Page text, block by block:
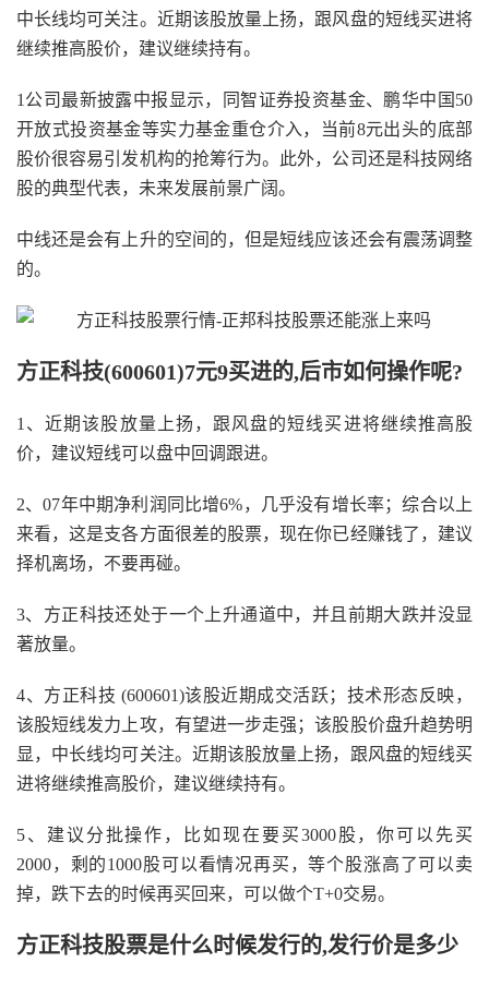
中长线均可关注。近期该股放量上扬，跟风盘的短线买进将
继续推高股价，建议继续持有。
1公司最新披露中报显示，同智证券投资基金、鹏华中国50
开放式投资基金等实力基金重仓介入，当前8元出头的底部
股价很容易引发机构的抢筹行为。此外，公司还是科技网络
股的典型代表，未来发展前景广阔。
中线还是会有上升的空间的，但是短线应该还会有震荡调整
的。
方正科技(600601)7元9买进的,后市如何操作呢?
1、近期该股放量上扬，跟风盘的短线买进将继续推高股
价，建议短线可以盘中回调跟进。
2、07年中期净利润同比增6%，几乎没有增长率；综合以上
来看，这是支各方面很差的股票，现在你已经赚钱了，建议
择机离场，不要再碰。
3、方正科技还处于一个上升通道中，并且前期大跌并没显
著放量。
4、方正科技 (600601)该股近期成交活跃；技术形态反映，
该股短线发力上攻，有望进一步走强；该股股价盘升趋势明
显，中长线均可关注。近期该股放量上扬，跟风盘的短线买
进将继续推高股价，建议继续持有。
5、建议分批操作，比如现在要买3000股，你可以先买
2000，剩的1000股可以看情况再买，等个股涨高了可以卖
掉，跌下去的时候再买回来，可以做个T+0交易。
方正科技股票是什么时候发行的,发行价是多少